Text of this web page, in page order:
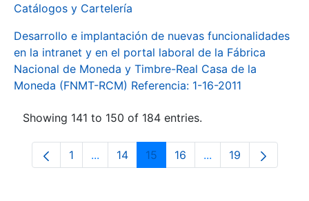
Catálogos y Cartelería
Desarrollo e implantación de nuevas funcionalidades
en la intranet y en el portal laboral de la Fábrica
Nacional de Moneda y Timbre-Real Casa de la
Moneda (FNMT-RCM) Referencia: 1-16-2011
Showing 141 to 150 of 184 entries.
Page
1 ...Intermediate Pages Use TAB to navigate.
Page
14 Page
15 Page
16 ...Intermediate
Page
19